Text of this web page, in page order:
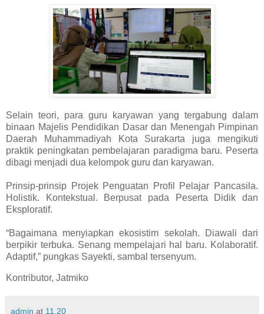
Selain teori, para guru karyawan yang tergabung dalam
binaan Majelis Pendidikan Dasar dan Menengah Pimpinan
Daerah Muhammadiyah Kota Surakarta juga mengikuti
praktik peningkatan pembelajaran paradigma baru. Peserta
dibagi menjadi dua kelompok guru dan karyawan.
Prinsip-prinsip Projek Penguatan Proﬁl Pelajar Pancasila.
Holistik. Kontekstual. Berpusat pada Peserta Didik dan
Eksploratif.
“Bagaimana menyiapkan ekosistim sekolah. Diawali dari
berpikir terbuka. Senang mempelajari hal baru. Kolaboratif.
Adaptif,” pungkas Sayekti, sambal tersenyum.
Kontributor, Jatmiko
admin at 11.20